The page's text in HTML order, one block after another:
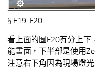
§ F19-F20
看上面的圖F20有分上下
能畫面，下半部是使用
注意右下角因為現場燈